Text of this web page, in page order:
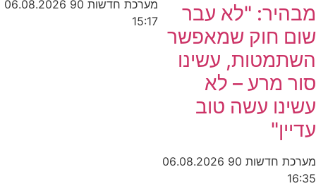
מבהיר: "לא עבר
שום חוק שמאפשר
השתמטות, עשינו
סור מרע – לא
עשינו עשה טוב
עדיין"
מערכת חדשות 90
06.08.2026
16:35
מערכת חדשות 90
06.08.2026
15:17